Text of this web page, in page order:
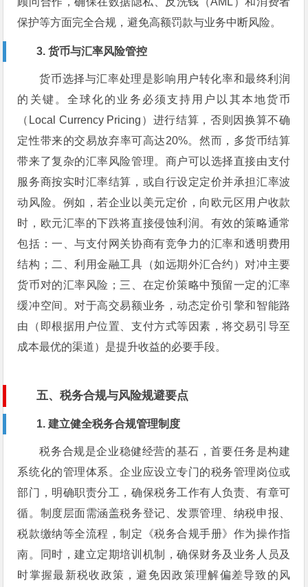
保护等方面完全合规，避免高额罚款与业务中断风险。
3. 货币与汇率风险管控
货币选择与汇率处理是影响用户转化率和最终利润
的关键。全球化的业务必须支持用户以其本地货币
（Local Currency Pricing）进行结算，否则因换算不确
定性带来的交易放弃率可高达20%。然而，多货币结算
带来了复杂的汇率风险管理。商户可以选择直接由支付
服务商按实时汇率结算，或自行设定定价并承担汇率波
动风险。例如，若企业以美元定价，向欧元区用户收款
时，欧元汇率的下跌将直接侵蚀利润。有效的策略通常
包括：一、与支付网关协商有竞争力的汇率和透明费用
结构；二、利用金融工具（如远期外汇合约）对冲主要
货币对的汇率风险；三、在定价策略中预留一定的汇率
缓冲空间。对于高交易额业务，动态定价引擎和智能路
由（即根据用户位置、支付方式等因素，将交易引导至
成本最优的渠道）是提升收益的必要手段。
五、税务合规与风险规避要点
1. 建立健全税务合规管理制度
税务合规是企业稳健经营的基石，首要任务是构建
系统化的管理体系。企业应设立专门的税务管理岗位或
部门，明确职责分工，确保税务工作有人负责、有章可
循。制度层面需涵盖税务登记、发票管理、纳税申报、
税款缴纳等全流程，制定《税务合规手册》作为操作指
南。同时，建立定期培训机制，确保财务及业务人员及
时掌握最新税收政策，避免因政策理解偏差导致的风